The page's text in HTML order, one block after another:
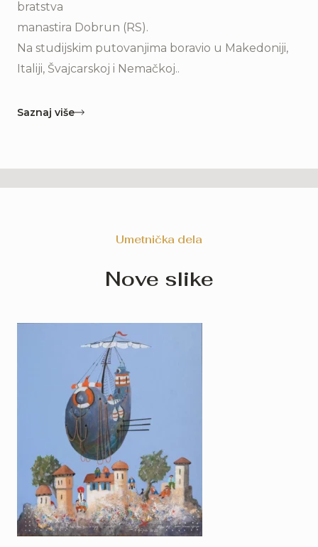
bratstva
manastira Dobrun (RS).
Na studijskim putovanjima boravio u Makedoniji,
Italiji, Švajcarskoj i Nemačkoj..
Saznaj više
Umetnička dela
Nove slike